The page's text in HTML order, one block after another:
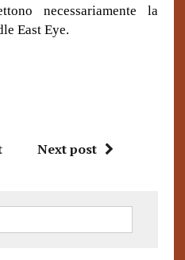
necessariamente la
East Eye.
Next post